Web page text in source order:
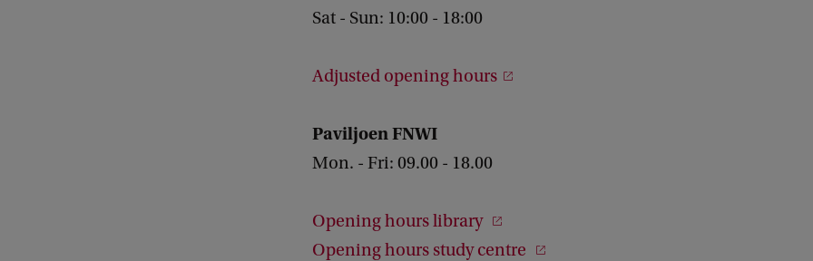
Sat - Sun: 10:00 - 18:00
Adjusted opening hours
Paviljoen FNWI
Mon. - Fri: 09.00 - 18.00
Opening hours library
Opening hours study centre